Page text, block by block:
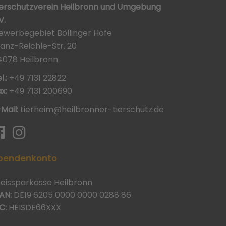
Heilbronn und Umgebung
Böllinger Höfe
Reichle-Str. 20
Heilbronn
+49 7131 22822
+49 7131 200690
tierheim@heilbronner-tierschutz.de
Heilbronn
DE19 6205 0000 0000 0288 86
HEISDE66XXX